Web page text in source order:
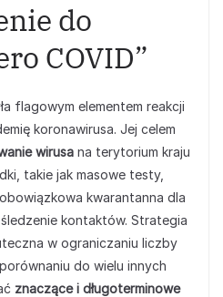
do
COVID”
flagowym elementem reakcji
koronawirusa. Jej celem
wirusa na terytorium kraju
takie jak masowe testy,
kwarantanna dla
kontaktów. Strategia
w ograniczaniu liczby
do wielu innych
znaczące i długoterminowe